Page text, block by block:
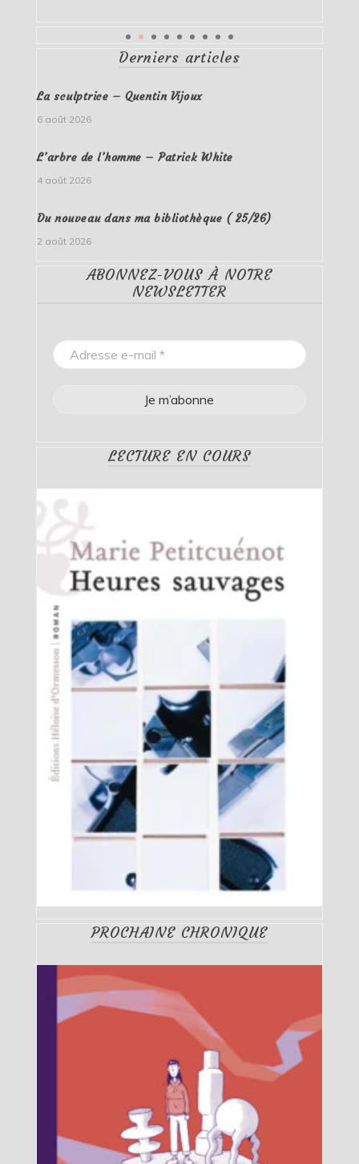
Derniers articles
La sculptrice – Quentin Vijoux
6 août 2026
L’arbre de l’homme – Patrick White
4 août 2026
Du nouveau dans ma bibliothèque ( 25/26)
2 août 2026
ABONNEZ-VOUS À NOTRE
NEWSLETTER
LECTURE EN COURS
PROCHAINE CHRONIQUE